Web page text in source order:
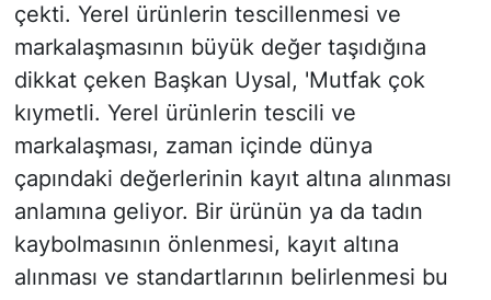
çekti. Yerel ürünlerin tescillenmesi ve
markalaşmasının büyük değer taşıdığına
dikkat çeken Başkan Uysal, 'Mutfak çok
kıymetli. Yerel ürünlerin tescili ve
markalaşması, zaman içinde dünya
çapındaki değerlerinin kayıt altına alınması
anlamına geliyor. Bir ürünün ya da tadın
kaybolmasının önlenmesi, kayıt altına
alınması ve standartlarının belirlenmesi bu